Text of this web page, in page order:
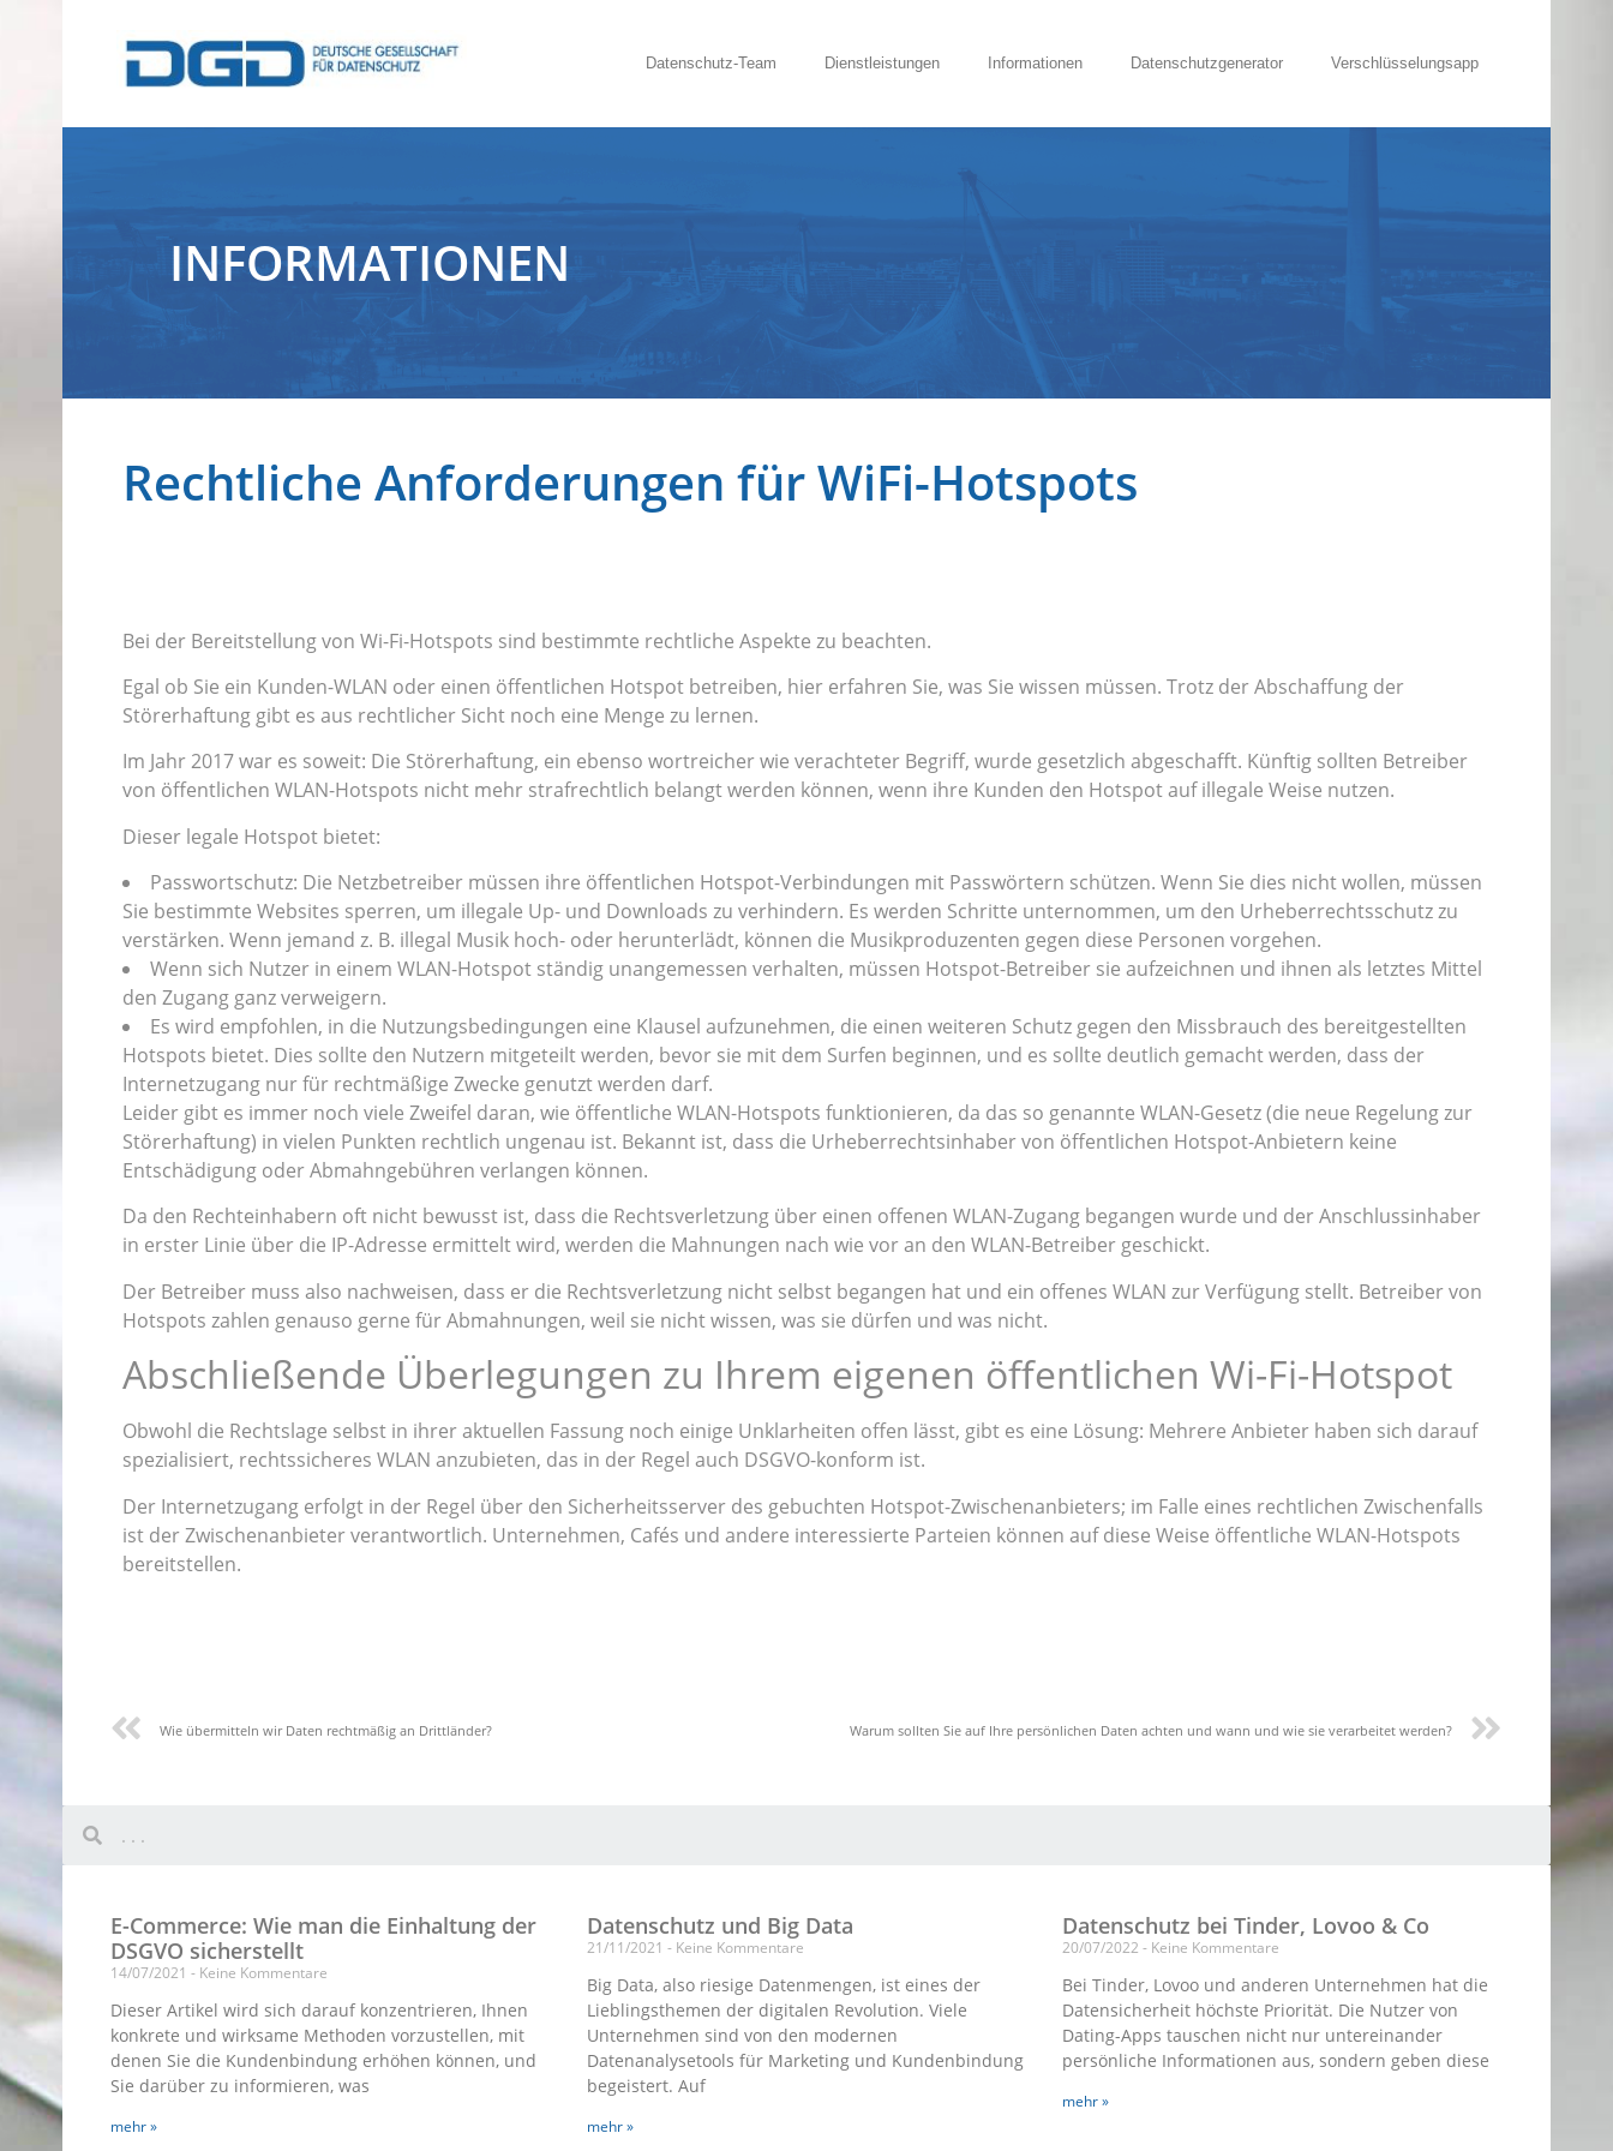
Datenschutz-Team Dienstleistungen Informationen Datenschutzgenerator Verschlüsselungsapp
INFORMATIONEN
Rechtliche Anforderungen für WiFi-Hotspots
Bei der Bereitstellung von Wi-Fi-Hotspots sind bestimmte rechtliche Aspekte zu beachten.
Egal ob Sie ein Kunden-WLAN oder einen öffentlichen Hotspot betreiben, hier erfahren Sie, was Sie wissen müssen. Trotz der Abschaffung der
Störerhaftung gibt es aus rechtlicher Sicht noch eine Menge zu lernen.
Im Jahr 2017 war es soweit: Die Störerhaftung, ein ebenso wortreicher wie verachteter Begriff, wurde gesetzlich abgeschafft. Künftig sollten Betreiber
von öffentlichen WLAN-Hotspots nicht mehr strafrechtlich belangt werden können, wenn ihre Kunden den Hotspot auf illegale Weise nutzen.
Dieser legale Hotspot bietet:
Passwortschutz: Die Netzbetreiber müssen ihre öffentlichen Hotspot-Verbindungen mit Passwörtern schützen. Wenn Sie dies nicht wollen, müssen
Sie bestimmte Websites sperren, um illegale Up- und Downloads zu verhindern. Es werden Schritte unternommen, um den Urheberrechtsschutz zu
verstärken. Wenn jemand z. B. illegal Musik hoch- oder herunterlädt, können die Musikproduzenten gegen diese Personen vorgehen.
Wenn sich Nutzer in einem WLAN-Hotspot ständig unangemessen verhalten, müssen Hotspot-Betreiber sie aufzeichnen und ihnen als letztes Mittel
den Zugang ganz verweigern.
Es wird empfohlen, in die Nutzungsbedingungen eine Klausel aufzunehmen, die einen weiteren Schutz gegen den Missbrauch des bereitgestellten
Hotspots bietet. Dies sollte den Nutzern mitgeteilt werden, bevor sie mit dem Surfen beginnen, und es sollte deutlich gemacht werden, dass der
Internetzugang nur für rechtmäßige Zwecke genutzt werden darf.
Leider gibt es immer noch viele Zweifel daran, wie öffentliche WLAN-Hotspots funktionieren, da das so genannte WLAN-Gesetz (die neue Regelung zur
Störerhaftung) in vielen Punkten rechtlich ungenau ist. Bekannt ist, dass die Urheberrechtsinhaber von öffentlichen Hotspot-Anbietern keine
Entschädigung oder Abmahngebühren verlangen können.
Da den Rechteinhabern oft nicht bewusst ist, dass die Rechtsverletzung über einen offenen WLAN-Zugang begangen wurde und der Anschlussinhaber
in erster Linie über die IP-Adresse ermittelt wird, werden die Mahnungen nach wie vor an den WLAN-Betreiber geschickt.
Der Betreiber muss also nachweisen, dass er die Rechtsverletzung nicht selbst begangen hat und ein offenes WLAN zur Verfügung stellt. Betreiber von
Hotspots zahlen genauso gerne für Abmahnungen, weil sie nicht wissen, was sie dürfen und was nicht.
Abschließende Überlegungen zu Ihrem eigenen öffentlichen Wi-Fi-Hotspot
Obwohl die Rechtslage selbst in ihrer aktuellen Fassung noch einige Unklarheiten offen lässt, gibt es eine Lösung: Mehrere Anbieter haben sich darauf
spezialisiert, rechtssicheres WLAN anzubieten, das in der Regel auch DSGVO-konform ist.
Der Internetzugang erfolgt in der Regel über den Sicherheitsserver des gebuchten Hotspot-Zwischenanbieters; im Falle eines rechtlichen Zwischenfalls
ist der Zwischenanbieter verantwortlich. Unternehmen, Cafés und andere interessierte Parteien können auf diese Weise öffentliche WLAN-Hotspots
bereitstellen.
Wie übermitteln wir Daten rechtmäßig an Drittländer? Warum sollten Sie auf Ihre persönlichen Daten achten und wann und wie sie verarbeitet werden?
E-Commerce: Wie man die Einhaltung der
DSGVO sicherstellt
14/07/2021 Keine Kommentare
Dieser Artikel wird sich darauf konzentrieren, Ihnen
konkrete und wirksame Methoden vorzustellen, mit
denen Sie die Kundenbindung erhöhen können, und
Sie darüber zu informieren, was
mehr »
Datenschutz und Big Data
21/11/2021 Keine Kommentare
Big Data, also riesige Datenmengen, ist eines der
Lieblingsthemen der digitalen Revolution. Viele
Unternehmen sind von den modernen
Datenanalysetools für Marketing und Kundenbindung
begeistert. Auf
mehr »
Datenschutz bei Tinder, Lovoo & Co
20/07/2022 Keine Kommentare
Bei Tinder, Lovoo und anderen Unternehmen hat die
Datensicherheit höchste Priorität. Die Nutzer von
Dating-Apps tauschen nicht nur untereinander
persönliche Informationen aus, sondern geben diese
mehr »